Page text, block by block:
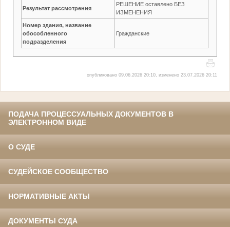
Результат рассмотрения
РЕШЕНИЕ оставлено БЕЗ
ИЗМЕНЕНИЯ
Номер здания, название
обособленного
подразделения
Гражданские
опубликовано 09.06.2026 20:10, изменено 23.07.2026 20:11
ПОДАЧА ПРОЦЕССУАЛЬНЫХ ДОКУМЕНТОВ В
ЭЛЕКТРОННОМ ВИДЕ
О СУДЕ
СУДЕЙСКОЕ СООБЩЕСТВО
НОРМАТИВНЫЕ АКТЫ
ДОКУМЕНТЫ СУДА